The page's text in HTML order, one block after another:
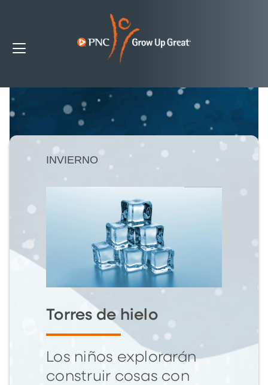
INVIERNO
Torres de hielo
Los niños explorarán
construir cosas con